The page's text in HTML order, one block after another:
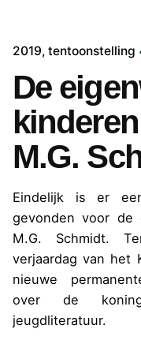
2019 tentoonstelling
De
M.G.
Eindelijk is er
gevonden voor de
M.G. Schmidt.
verjaardag van het
nieuwe
over de
jeugdliteratuur.